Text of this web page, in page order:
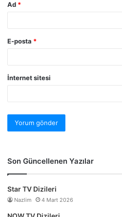
Ad *
E-posta *
İnternet sitesi
Son Güncellenen Yazılar
Star TV Dizileri
Nazlim 4 Mart 2026